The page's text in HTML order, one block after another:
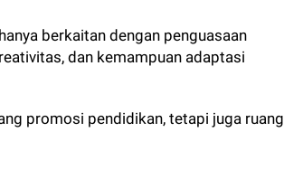
berkaitan dengan penguasaan
dan kemampuan adaptasi
promosi pendidikan, tetapi juga ruang